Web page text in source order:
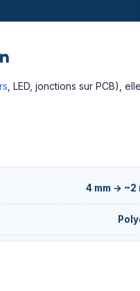
, LED, jonctions sur PCB),
4 mm →